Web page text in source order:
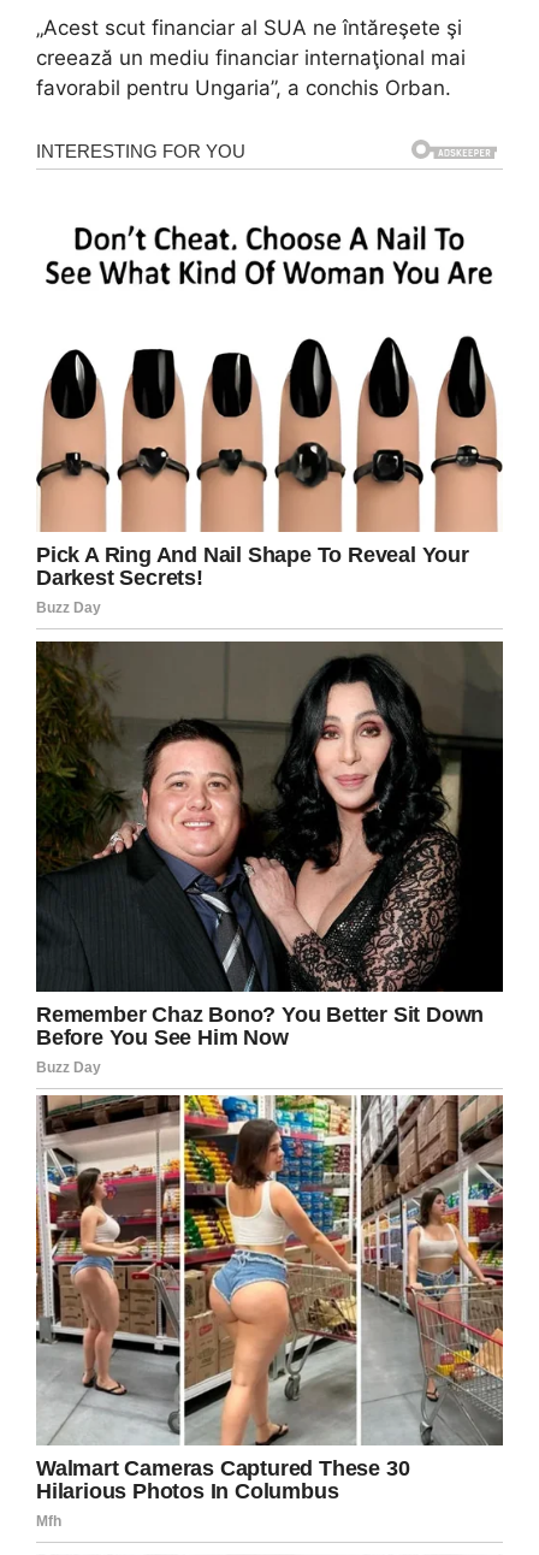
„Acest scut financiar al SUA ne întăreşete şi
creează un mediu financiar internaţional mai
favorabil pentru Ungaria”, a conchis Orban.